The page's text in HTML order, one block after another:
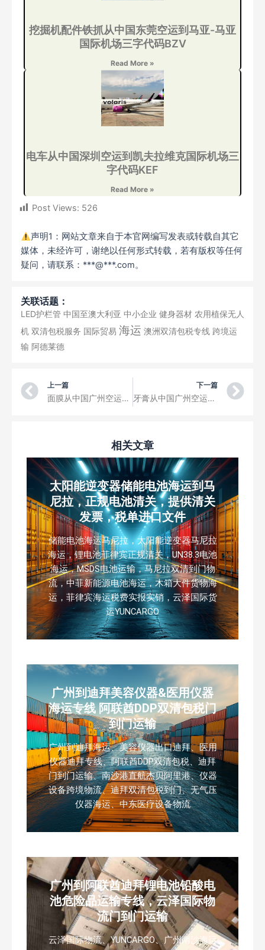
挖掘机配件铁抓从中国东莞空运到马亚-马亚
国际机场三字代码BZV
Read More »
电车从中国深圳空运到凯夫拉维克国际机场三
字代码KEF
Read More »
Post Views: 526
声明1：网站文章来自于本官网编写发表或转载自其它
媒体，未经许可，谢绝以任何形式转载，若有版权等任何
疑问，请联系：***@***.com。
关联话题：
LED护栏管 中国至澳大利亚 中小企业 健身器材 农用植保无人
机 双清包税服务 国际贸易 海运 澳洲双清包税专线 跨境运
输 阿德莱德
Prev
上一篇
面膜从中国广州空运到巴林Bahrain 阿瓦利Awali 电商小包裹国际快递
下一篇
牙膏从中国广州空运到孟加拉Bangladesh 吉大港Chattogram电商小包裹国际快递
相关文章
太阳能逆变器储能电池海运到马
尼拉，正规电池清关，提供清关
发票，税单进口文件
储能电池海运马尼拉，太阳能逆变器马尼拉
海运，锂电池菲律宾正规清关，UN38.3电池
海运，MSDS电池运输，马尼拉双清到门物
流，中菲新能源电池海运，木箱大件货物海
运，菲律宾海运税费实报实销，云泽国际货
运YUNCARGO
广州到迪拜美容仪器&医用仪器
海运专线 阿联酋DDP双清包税门
到门运输
广州到迪拜海运、美容仪器出口迪拜、医用
仪器迪拜专线、阿联酋DDP双清包税、迪拜
门到门运输、南沙港直航杰贝阿里港、仪器
设备跨境物流、迪拜双清包税到门、无气压
仪器海运、中东医疗设备物流
广州到阿联酋迪拜锂电池铅酸电
池危险品运输专线，云泽国际物
流门到门运输
云泽国际物流、YUNCARGO、广州南沙海运